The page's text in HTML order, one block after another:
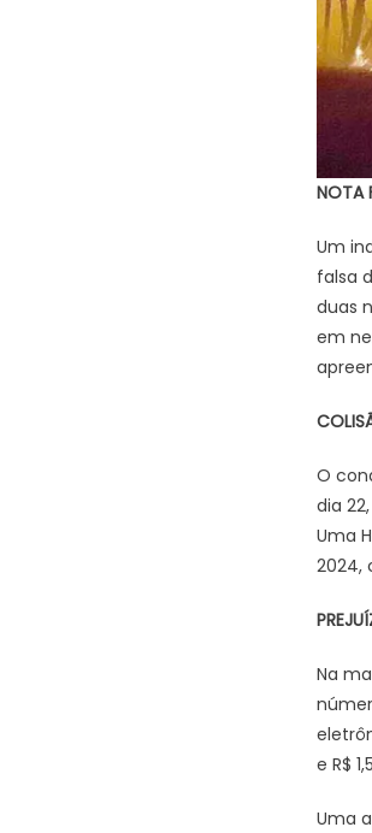
NOTA
Um
falsa
duas
em
O
dia
Uma
2024,
Na
e R$
Uma